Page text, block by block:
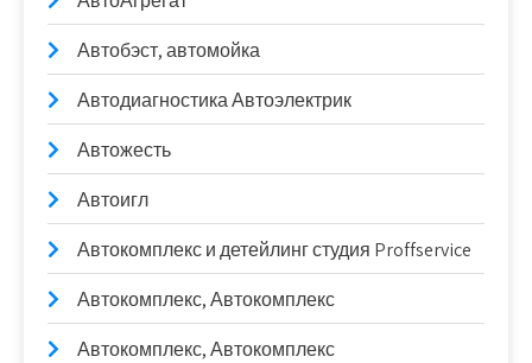
Автобэст, автомойка
Автодиагностика Автоэлектрик
Автожесть
Автоигл
Автокомплекс и детейлинг студия Proffservice
Автокомплекс, Автокомплекс
Автокомплекс, Автокомплекс